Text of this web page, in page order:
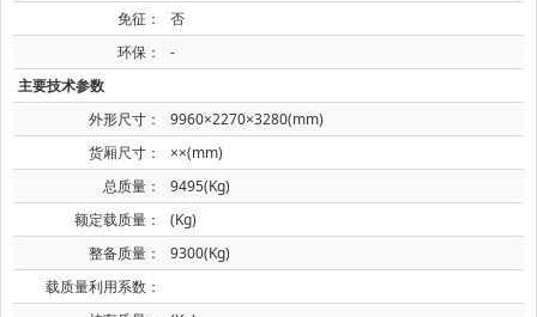
免征：
否
环保：
-
主要技术参数
外形尺寸：
9960×2270×3280(mm)
货厢尺寸：
××(mm)
总质量：
9495(Kg)
额定载质量：
(Kg)
整备质量：
9300(Kg)
载质量利用系数：